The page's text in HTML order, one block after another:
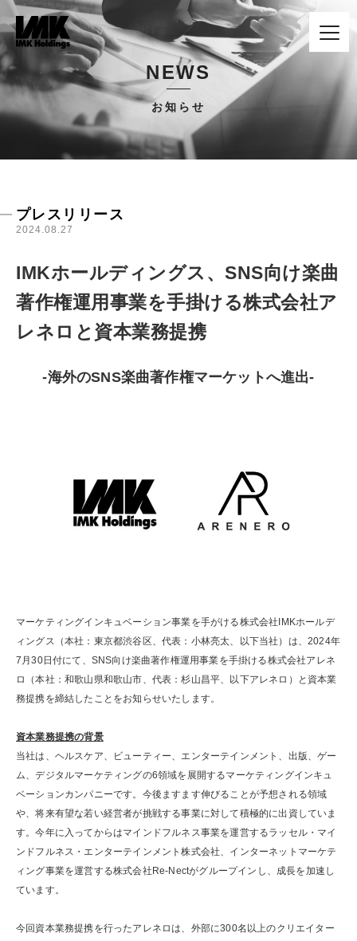
NEWS
お知らせ
プレスリリース
2024.08.27
IMKホールディングス、SNS向け楽曲
著作権運用事業を手掛ける株式会社ア
レネロと資本業務提携
-海外のSNS楽曲著作権マーケットへ進出-
マーケティングインキュベーション事業を手がける株式会社IMKホールデ
ィングス（本社：東京都渋谷区、代表：小林亮太、以下当社）は、2024年
7月30日付にて、SNS向け楽曲著作権運用事業を手掛ける株式会社アレネ
ロ（本社：和歌山県和歌山市、代表：杉山昌平、以下アレネロ）と資本業
務提携を締結したことをお知らせいたします。
資本業務提携の背景
当社は、ヘルスケア、ビューティー、エンターテインメント、出版、ゲー
ム、デジタルマーケティングの6領域を展開するマーケティングインキュ
ベーションカンパニーです。今後ますます伸びることが予想される領域
や、将来有望な若い経営者が挑戦する事業に対して積極的に出資していま
す。今年に入ってからはマインドフルネス事業を運営するラッセル・マイ
ンドフルネス・エンターテインメント株式会社、インターネットマーケテ
ィング事業を運営する株式会社Re-Nectがグループインし、成長を加速し
ています。
今回資本業務提携を行ったアレネロは、外部に300名以上のクリエイター